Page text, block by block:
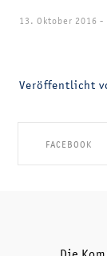
13. Oktober 2016 -
Veröffentlicht
FACEBOOK